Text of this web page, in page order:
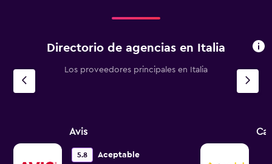
Directorio de agencias en Italia
Los proveedores principales en Italia
Avis
5.8 Aceptable